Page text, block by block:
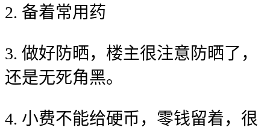
2. 备着常用药
3. 做好防晒，楼主很注意防晒了，
还是无死角黑。
4. 小费不能给硬币，零钱留着，很